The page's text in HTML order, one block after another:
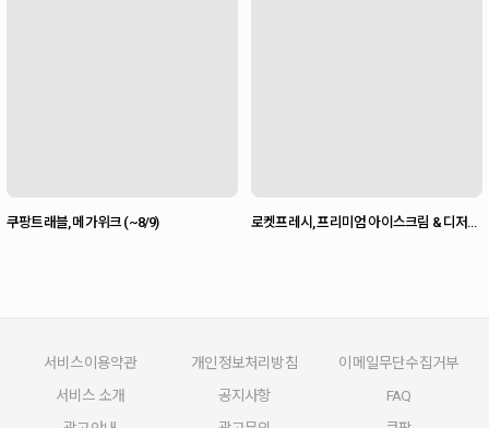
쿠팡트래블, 메가위크 (~8/9)
로켓프레시, 프리미엄 아이스크림 & 디저트
서비스이용약관 개인정보처리방침
이메일무단수집거부
서비스 소개
공지사항
FAQ